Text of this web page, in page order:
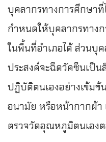
บุคลากรทางการศึกษาที่
กำหนดให้บุคลากรทาง
ในพื้นที่อำเภอได้ ส่วนบุ
ประสงค์จะฉีดวัคซีนเป็
ปฏิบัติตนเองอย่างเข้ม
อนามัย หรือหน้ากากผ้า
ตรวจวัดอุณหภูมิตนเองต